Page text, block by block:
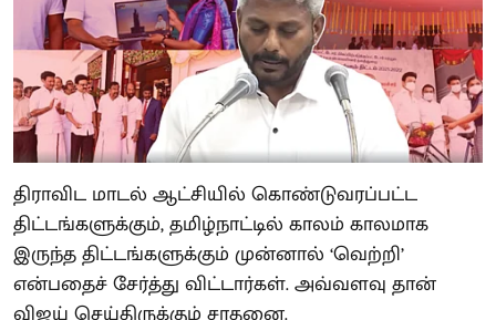
திராவிட மாடல் ஆட்சியில் கொண்டுவரப்பட்ட
திட்டங்களுக்கும், தமிழ்நாட்டில் காலம் காலமாக
இருந்த திட்டங்களுக்கும் முன்னால் ‘வெற்றி’
என்பதைச் சேர்த்து விட்டார்கள். அவ்வளவு தான்